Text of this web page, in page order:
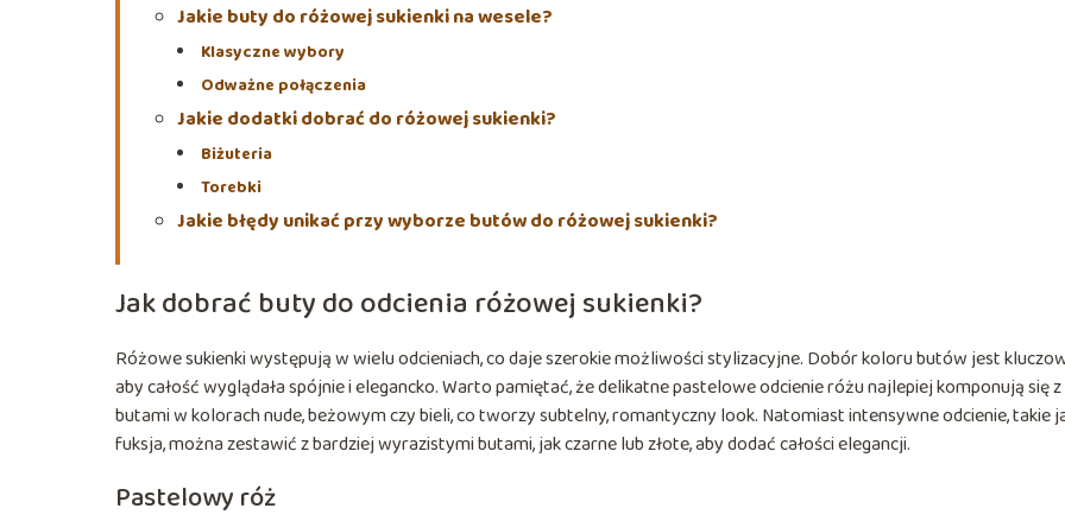
Jakie buty do różowej sukienki na wesele?
Klasyczne wybory
Odważne połączenia
Jakie dodatki dobrać do różowej sukienki?
Biżuteria
Torebki
Jakie błędy unikać przy wyborze butów do różowej sukienki?
Jak dobrać buty do odcienia różowej sukienki?
Różowe sukienki występują w wielu odcieniach, co daje szerokie możliwości stylizacyjne. Dobór koloru butów jest
aby całość wyglądała spójnie i elegancko. Warto pamiętać, że delikatne pastelowe odcienie różu najlepiej komponują się z
butami w kolorach nude, beżowym czy bieli, co tworzy subtelny, romantyczny look. Natomiast intensywne odcienie, takie
fuksja, można zestawić z bardziej wyrazistymi butami, jak czarne lub złote, aby dodać całości elegancji.
Pastelowy róż